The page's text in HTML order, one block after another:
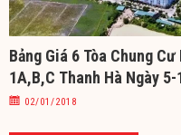
Bảng Giá 6 Tòa Chung
1A,B,C Thanh Hà Ngày
02/01/2018